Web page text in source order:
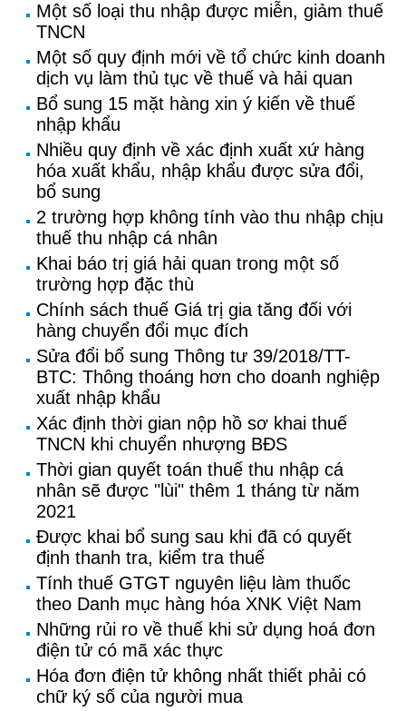
Một số loại thu nhập được miễn, giảm thuế
TNCN
Một số quy định mới về tổ chức kinh doanh
dịch vụ làm thủ tục về thuế và hải quan
Bổ sung 15 mặt hàng xin ý kiến về thuế
nhập khẩu
Nhiều quy định về xác định xuất xứ hàng
hóa xuất khẩu, nhập khẩu được sửa đổi,
bổ sung
2 trường hợp không tính vào thu nhập chịu
thuế thu nhập cá nhân
Khai báo trị giá hải quan trong một số
trường hợp đặc thù
Chính sách thuế Giá trị gia tăng đối với
hàng chuyển đổi mục đích
Sửa đổi bổ sung Thông tư 39/2018/TT-
BTC: Thông thoáng hơn cho doanh nghiệp
xuất nhập khẩu
Xác định thời gian nộp hồ sơ khai thuế
TNCN khi chuyển nhượng BĐS
Thời gian quyết toán thuế thu nhập cá
nhân sẽ được "lùi" thêm 1 tháng từ năm
2021
Được khai bổ sung sau khi đã có quyết
định thanh tra, kiểm tra thuế
Tính thuế GTGT nguyên liệu làm thuốc
theo Danh mục hàng hóa XNK Việt Nam
Những rủi ro về thuế khi sử dụng hoá đơn
điện tử có mã xác thực
Hóa đơn điện tử không nhất thiết phải có
chữ ký số của người mua